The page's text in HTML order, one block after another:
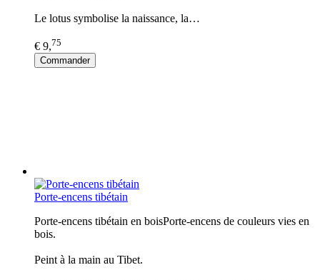
Le lotus symbolise la naissance, la…
€ 9,75
Commander
Porte-encens tibétain
Porte-encens tibétain en boisPorte-encens de couleurs vies en
bois.
Peint à la main au Tibet.